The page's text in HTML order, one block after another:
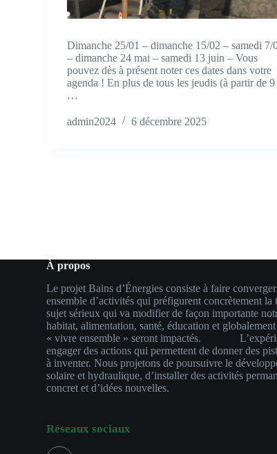
Dimanche 25/01 – dimanche 15/02 – samedi 7/
– dimanche 24 mai – samedi 13 juin – Vous
pouvez dès à présent noter ces dates dans votre
agenda ! En plus de tous les jeudis (à partir de
…
admin2024 6 décembre 2025
À propos
Le projet Bains d’Énergies consiste à faire
ensemble d’activités qui préfigurent concrètement
sujet sérieux qui va modifier de façon importante
habitat, alimentation, santé, éducation et
« vivre ensemble » seront impactés.
engager des actions qui permettent de donner des
à inventer. Nous projetons de poursuivre le
solaire et hydraulique, d’installer des activités
concret et d’idées nouvelles.
Réseaux sociaux